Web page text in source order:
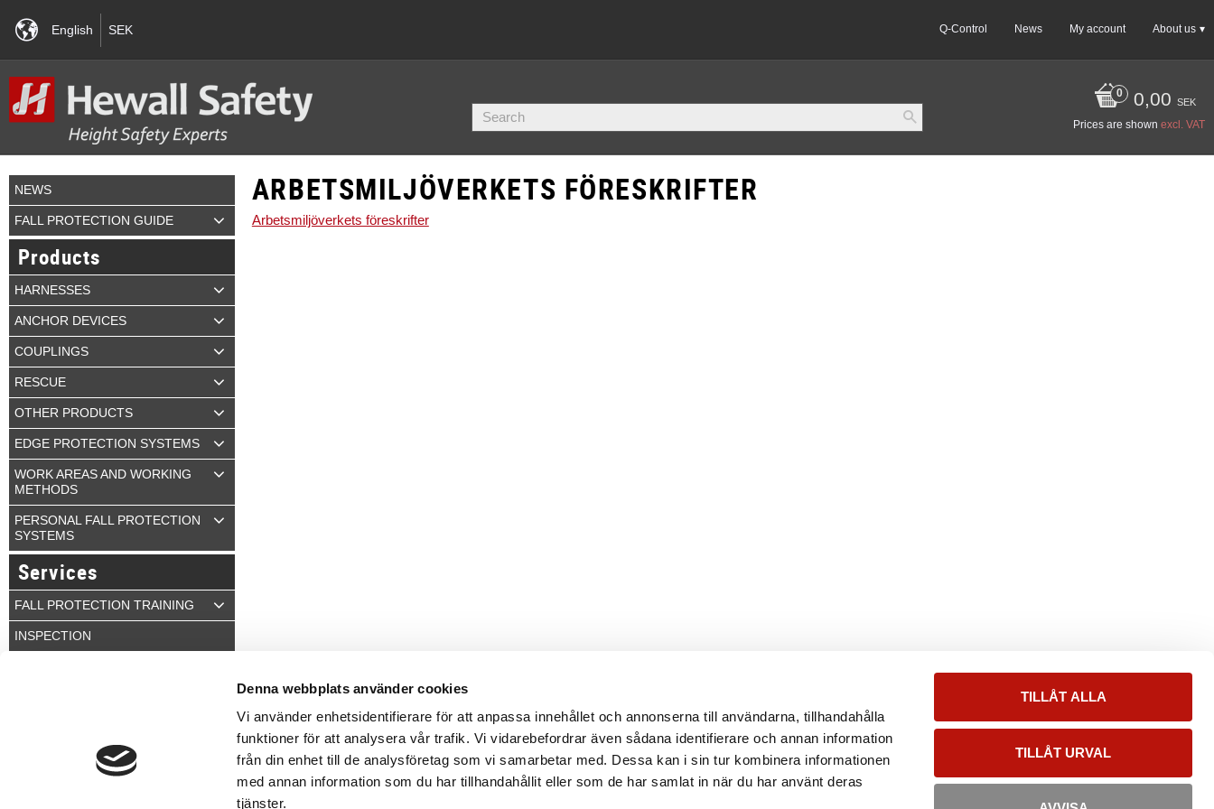
Denna webbplats använder cookies
Vi använder enhetsidentifierare för att anpassa innehållet och annonserna till användarna, tillhandahålla
funktioner för att analysera vår trafik. Vi vidarebefordrar även sådana identifierare och annan information
från din enhet till de analysföretag som vi samarbetar med. Dessa kan i sin tur kombinera informationen
med annan information som du har tillhandahållit eller som de har samlat in när du har använt deras
tjänster.
TILLÅT ALLA
TILLÅT URVAL
English SEK Q-Control News My account About us
0,00 SEK
Prices are shown excl. VAT
ARBETSMILJÖVERKETS FÖRESKRIFTER
Arbetsmiljöverkets föreskrifter
NEWS
FALL PROTECTION GUIDE
Products
HARNESSES
ANCHOR DEVICES
COUPLINGS
RESCUE
OTHER PRODUCTS
EDGE PROTECTION SYSTEMS
WORK AREAS AND WORKING
METHODS
PERSONAL FALL PROTECTION
SYSTEMS
Services
FALL PROTECTION TRAINING
INSPECTION